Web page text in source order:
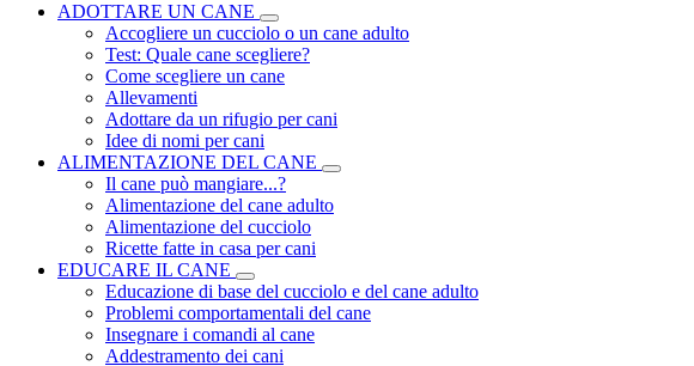
ADOTTARE UN CANE
Accogliere un cucciolo o un cane adulto
Test: Quale cane scegliere?
Come scegliere un cane
Allevamenti
Adottare da un rifugio per cani
Idee di nomi per cani
ALIMENTAZIONE DEL CANE
Il cane può mangiare...?
Alimentazione del cane adulto
Alimentazione del cucciolo
Ricette fatte in casa per cani
EDUCARE IL CANE
Educazione di base del cucciolo e del cane adulto
Problemi comportamentali del cane
Insegnare i comandi al cane
Addestramento dei cani